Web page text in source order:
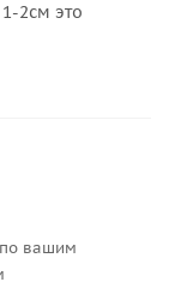
2см это
вашим